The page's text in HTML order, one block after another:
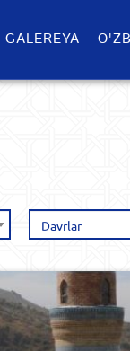
GALEREYA
Davrlar